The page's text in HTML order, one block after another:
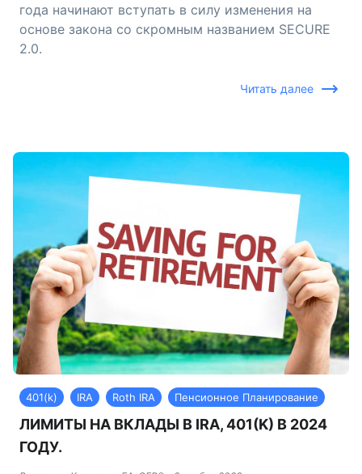
года начинают вступать в силу изменения на
основе закона со скромным названием SECURE
2.0.
Читать далее
401(k) IRA Roth IRA Пенсионное Планирование
ЛИМИТЫ НА ВКЛАДЫ В IRA, 401(K) В 2024
ГОДУ.